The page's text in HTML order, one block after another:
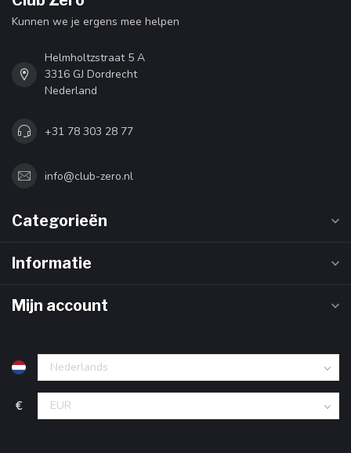
Kunnen we je ergens mee helpen
Helmholtzstraat 5 A
3316 GJ Dordrecht
Nederland
+31 78 303 28 77
info@club-zero.nl
Categorieën
Informatie
Mijn account
€